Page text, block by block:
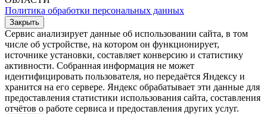
Политика обработки персональных данных
Закрыть
Сервис анализирует данные об использовании сайта, в том
числе об устройстве, на котором он функционирует,
источнике установки, составляет конверсию и статистику
активности. Собранная информация не может
идентифицировать пользователя, но передаётся Яндексу и
хранится на его сервере. Яндекс обрабатывает эти данные для
предоставления статистики использования сайта, составления
отчётов о работе сервиса и предоставления других услуг.